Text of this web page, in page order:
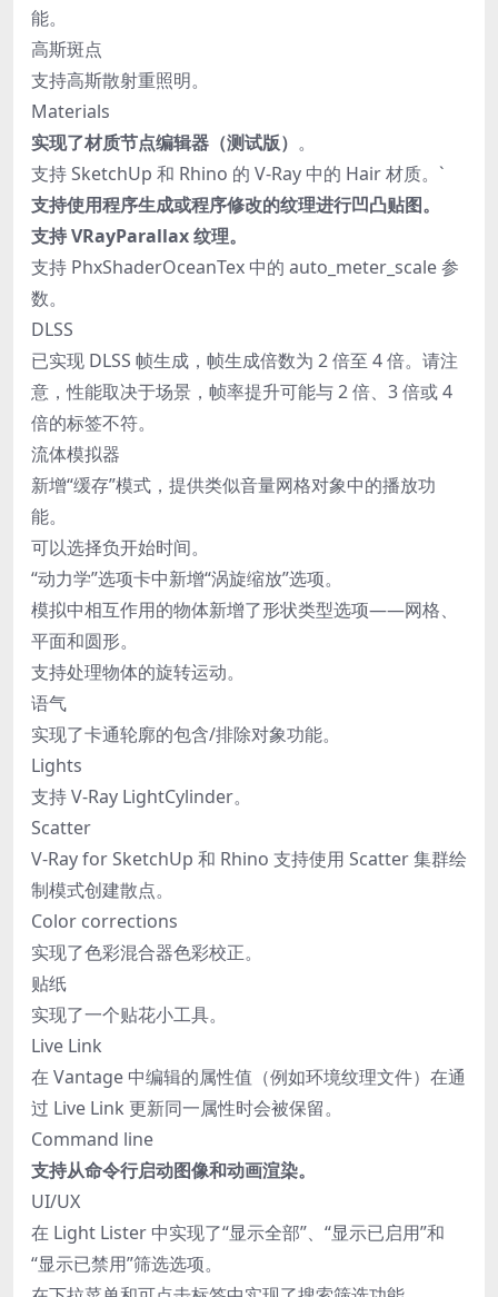
能。
高斯斑点
支持高斯散射重照明。
Materials
实现了材质节点编辑器（测试版） 。
支持 SketchUp 和 Rhino 的 V-Ray 中的 Hair 材质。`
支持使用程序生成或程序修改的纹理进行凹凸贴图。
支持 VRayParallax 纹理。
支持 PhxShaderOceanTex 中的 auto_meter_scale 参
数。
DLSS
已实现 DLSS 帧生成，帧生成倍数为 2 倍至 4 倍。请注
意，性能取决于场景，帧率提升可能与 2 倍、3 倍或 4
倍的标签不符。
流体模拟器
新增“缓存”模式，提供类似音量网格对象中的播放功
能。
可以选择负开始时间。
“动力学”选项卡中新增“涡旋缩放”选项。
模拟中相互作用的物体新增了形状类型选项——网格、
平面和圆形。
支持处理物体的旋转运动。
语气
实现了卡通轮廓的包含/排除对象功能。
Lights
支持 V-Ray LightCylinder。
Scatter
V-Ray for SketchUp 和 Rhino 支持使用 Scatter 集群绘
制模式创建散点。
Color corrections
实现了色彩混合器色彩校正。
贴纸
实现了一个贴花小工具。
Live Link
在 Vantage 中编辑的属性值（例如环境纹理文件）在通
过 Live Link 更新同一属性时会被保留。
Command line
支持从命令行启动图像和动画渲染。
UI/UX
在 Light Lister 中实现了“显示全部”、“显示已启用”和
“显示已禁用”筛选选项。